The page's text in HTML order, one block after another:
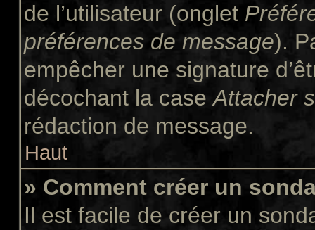
de l’utilisateur (onglet
préférences de message).
empêcher une signature
décochant la caseAttacher
rédaction de message.
Haut
» Comment créer un
Il est facile de créer un